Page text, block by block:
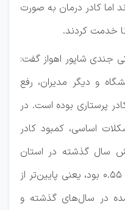
اما کادر درمان به صورت
خدمت کردند.
جندی شاپور اهواز گفت:
و دیگر مدیران، رفع
پرستاری بوده است. در
اساسی، کمبود کادر
سال گذشته در استان
خوزستان ضریب پرستار به تخت ۰.۵۵ بود، یعنی پایین‌تر از
در سال‌های گذشته و